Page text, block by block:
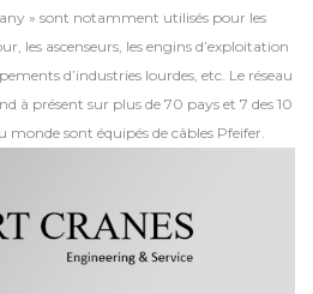
» sont notamment utilisés pour les
les ascenseurs, les engins d’exploitation
d’industries lourdes, etc. Le réseau
à présent sur plus de 70 pays et 7 des 10
monde sont équipés de câbles Pfeifer.